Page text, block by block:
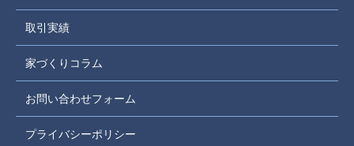
取引実績
家づくりコラム
お問い合わせフォーム
プライバシーポリシー